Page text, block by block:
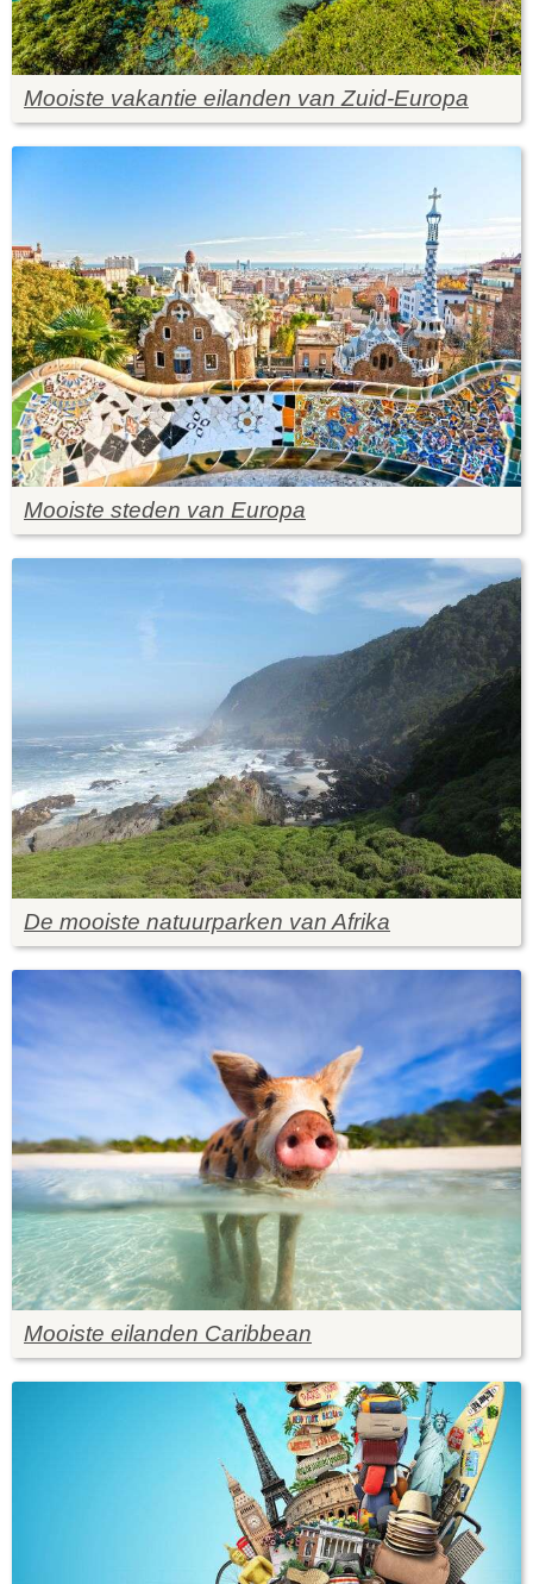
Mooiste vakantie eilanden van Zuid-Europa
Mooiste steden van Europa
De mooiste natuurparken van Afrika
Mooiste eilanden Caribbean